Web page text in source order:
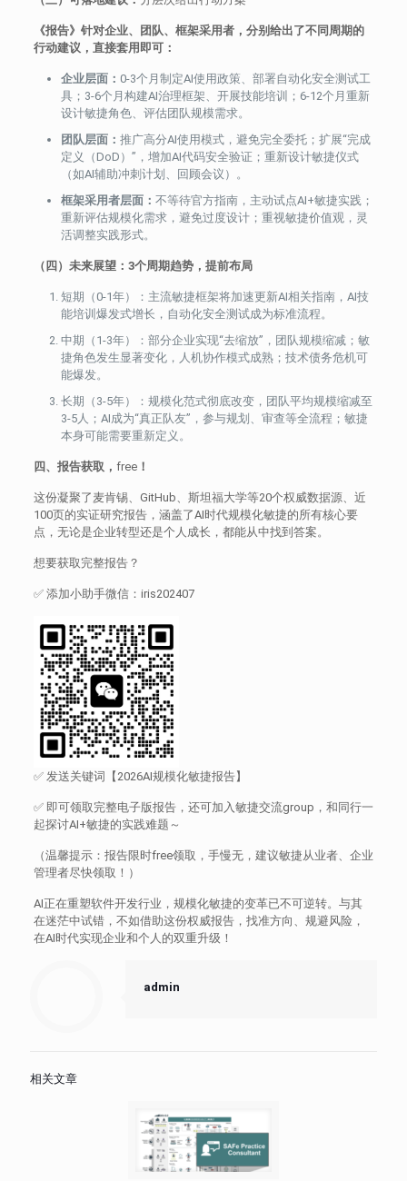
《报告》针对企业、团队、框架采用者，分别给出了不同周期的
行动建议，直接套用即可：
企业层面： 0-3个月制定AI使用政策、部署自动化安全测试工
具；3-6个月构建AI治理框架、开展技能培训；6-12个月重新
设计敏捷角色、评估团队规模需求。
团队层面： 推广高分AI使用模式，避免完全委托；扩展“完成
定义（DoD）”，增加AI代码安全验证；重新设计敏捷仪式
（如AI辅助冲刺计划、回顾会议）。
框架采用者层面： 不等待官方指南，主动试点AI+敏捷实践；
重新评估规模化需求，避免过度设计；重视敏捷价值观，灵
活调整实践形式。
（四）未来展望：3个周期趋势，提前布局
短期（0-1年）：主流敏捷框架将加速更新AI相关指南，AI技
能培训爆发式增长，自动化安全测试成为标准流程。
中期（1-3年）：部分企业实现“去缩放”，团队规模缩减；敏
捷角色发生显著变化，人机协作模式成熟；技术债务危机可
能爆发。
长期（3-5年）：规模化范式彻底改变，团队平均规模缩减至
3-5人；AI成为“真正队友”，参与规划、审查等全流程；敏捷
本身可能需要重新定义。
四、报告获取， free！
这份凝聚了麦肯锡、GitHub、斯坦福大学等20个权威数据源、近
100页的实证研究报告，涵盖了AI时代规模化敏捷的所有核心要
点，无论是企业转型还是个人成长，都能从中找到答案。
想要获取完整报告？
✅ 添加小助手微信：iris202407
✅ 发送关键词【2026AI规模化敏捷报告】
✅ 即可领取完整电子版报告，还可加入敏捷交流group，和同行一
起探讨AI+敏捷的实践难题～
（温馨提示：报告限时free领取，手慢无，建议敏捷从业者、企业
管理者尽快领取！）
AI正在重塑软件开发行业，规模化敏捷的变革已不可逆转。与其
在迷茫中试错，不如借助这份权威报告，找准方向、规避风险，
在AI时代实现企业和个人的双重升级！
admin
相关文章